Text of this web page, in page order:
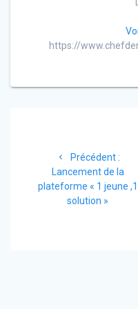
https://
l’article
Précédent :
:
Lancement de la
plateforme « 1 jeune ,1
solution »